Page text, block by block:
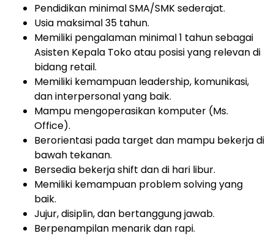
Pendidikan minimal SMA/SMK sederajat.
Usia maksimal 35 tahun.
Memiliki pengalaman minimal 1 tahun sebagai
Asisten Kepala Toko atau posisi yang relevan di
bidang retail.
Memiliki kemampuan leadership, komunikasi,
dan interpersonal yang baik.
Mampu mengoperasikan komputer (Ms.
Office).
Berorientasi pada target dan mampu bekerja di
bawah tekanan.
Bersedia bekerja shift dan di hari libur.
Memiliki kemampuan problem solving yang
baik.
Jujur, disiplin, dan bertanggung jawab.
Berpenampilan menarik dan rapi.